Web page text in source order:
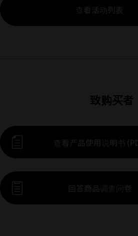
查看活动列表
致购买者
查看产品使用说明书
回答商品调查问卷